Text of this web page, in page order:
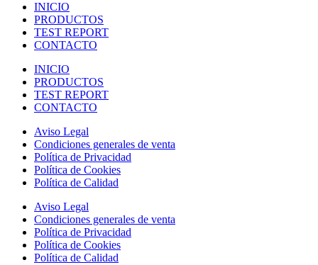
INICIO
PRODUCTOS
TEST REPORT
CONTACTO
INICIO
PRODUCTOS
TEST REPORT
CONTACTO
Aviso Legal
Condiciones generales de venta
Política de Privacidad
Política de Cookies
Política de Calidad
Aviso Legal
Condiciones generales de venta
Política de Privacidad
Política de Cookies
Política de Calidad